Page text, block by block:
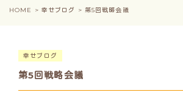
HOME > 幸せブログ > 第5回戦略会議
幸せブログ
第5回戦略会議